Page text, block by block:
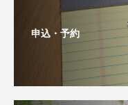
申込・予約